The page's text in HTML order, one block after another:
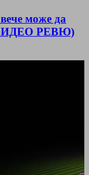
може да
(ВИДЕО РЕВЮ)